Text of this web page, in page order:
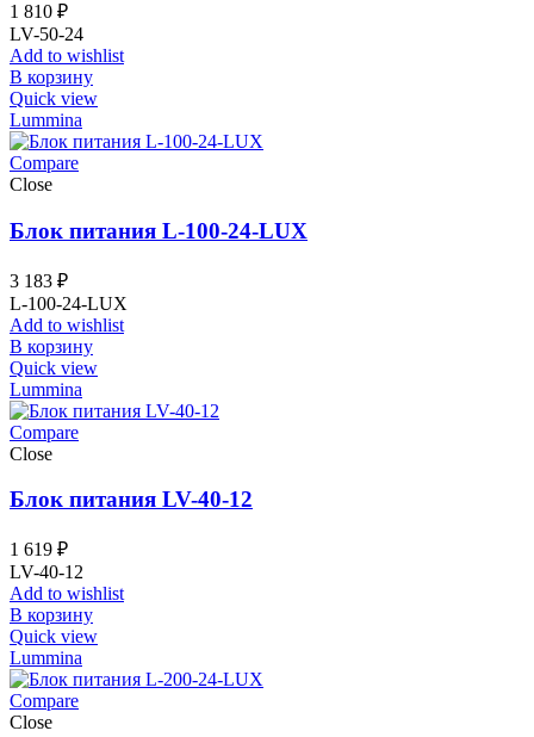
1 810 ₽
LV-50-24
Add to wishlist
В корзину
Quick view
Lummina
Compare
Close
Блок питания L-100-24-LUX
3 183 ₽
L-100-24-LUX
Add to wishlist
В корзину
Quick view
Lummina
Compare
Close
Блок питания LV-40-12
1 619 ₽
LV-40-12
Add to wishlist
В корзину
Quick view
Lummina
Compare
Close